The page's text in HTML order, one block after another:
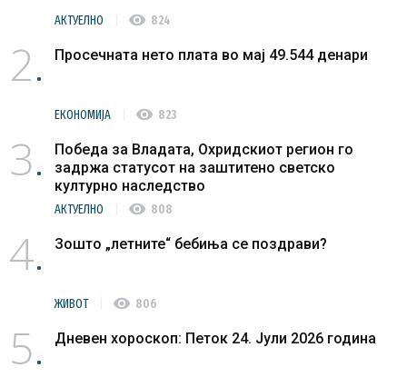
АКТУЕЛНО visibility 824
2 Просечната нето плата во мај 49.544 денари
ЕКОНОМИЈА visibility 823
3
Победа за Владата, Охридскиот регион го
задржа статусот на заштитено светско
културно наследство
АКТУЕЛНО visibility 808
4 Зошто „летните“ бебиња се поздрави?
ЖИВОТ visibility 806
5 Дневен хороскоп: Петок 24. Јули 2026 година